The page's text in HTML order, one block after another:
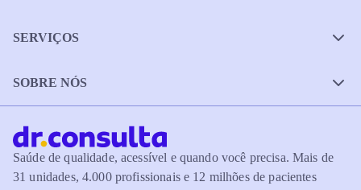
SERVIÇOS
SOBRE NÓS
Saúde de qualidade, acessível e quando você precisa. Mais de
31 unidades, 4.000 profissionais e 12 milhões de pacientes